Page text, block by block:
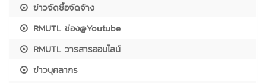
ข่าวจัดซื้อจัดจ้าง
RMUTL ช่อง@Youtube
RMUTL วารสารออนไลน์
ข่าวบุคลากร